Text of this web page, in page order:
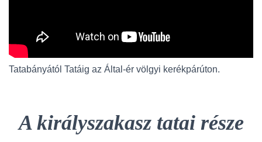
Tatabányától Tatáig az Által-ér völgyi kerékpárúton.
A királyszakasz tatai része